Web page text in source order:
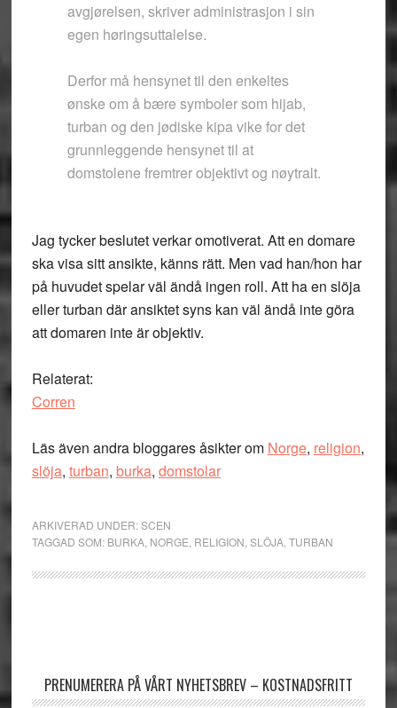
avgjørelsen, skriver administrasjon i sin
egen høringsuttalelse.
Derfor må hensynet til den enkeltes
ønske om å bære symboler som hijab,
turban og den jødiske kipa vike for det
grunnleggende hensynet til at
domstolene fremtrer objektivt og nøytralt.
Jag tycker beslutet verkar omotiverat. Att en domare
ska visa sitt ansikte, känns rätt. Men vad han/hon har
på huvudet spelar väl ändå ingen roll. Att ha en slöja
eller turban där ansiktet syns kan väl ändå inte göra
att domaren inte är objektiv.
Relaterat:
Corren
Läs även andra bloggares åsikter om Norge, religion,
slöja, turban, burka, domstolar
ARKIVERAD UNDER:SCEN
TAGGAD SOM: BURKA, NORGE RELIGION SLÖJA, TURBAN
PRENUMERERA PÅ VÅRT NYHETSBREV – KOSTNADSFRITT